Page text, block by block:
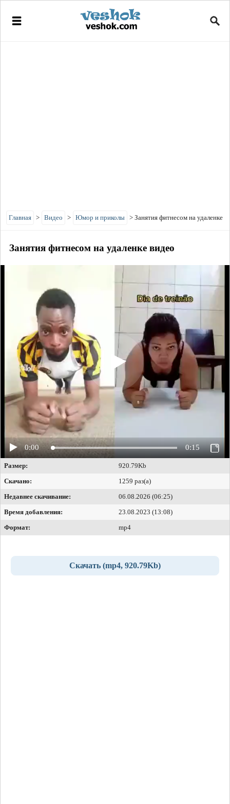
Главная > Видео > Юмор и приколы > Занятия фитнесом на удаленке
Занятия фитнесом на удаленке видео
0:00 0:15
Размер:
920.79Kb
Скачано:
1259 раз(а)
Недавнее скачивание:
06.08.2026 (06:25)
Время добавления:
23.08.2023 (13:08)
Формат:
mp4
Скачать (mp4, 920.79Kb)